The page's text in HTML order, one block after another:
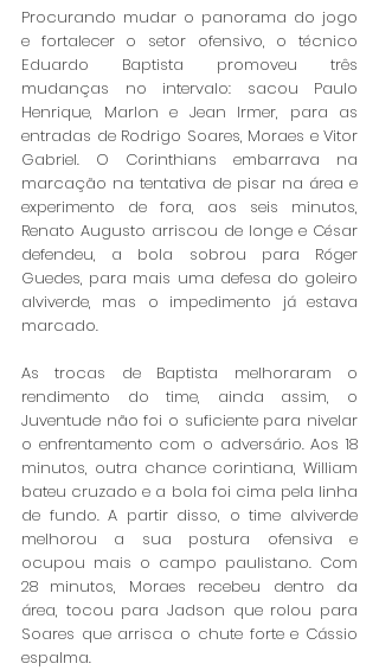
Procurando mudar o panorama do jogo
e fortalecer o setor ofensivo, o técnico
Eduardo Baptista promoveu três
mudanças no intervalo: sacou Paulo
Henrique, Marlon e Jean Irmer, para as
entradas de Rodrigo Soares, Moraes e Vitor
Gabriel. O Corinthians embarrava na
marcação na tentativa de pisar na área e
experimento de fora, aos seis minutos,
Renato Augusto arriscou de longe e César
defendeu, a bola sobrou para Róger
Guedes, para mais uma defesa do goleiro
alviverde, mas o impedimento já estava
marcado.
As trocas de Baptista melhoraram o
rendimento do time, ainda assim, o
Juventude não foi o suficiente para nivelar
o enfrentamento com o adversário. Aos 18
minutos, outra chance corintiana, William
bateu cruzado e a bola foi cima pela linha
de fundo. A partir disso, o time alviverde
melhorou a sua postura ofensiva e
ocupou mais o campo paulistano. Com
28 minutos, Moraes recebeu dentro da
área, tocou para Jadson que rolou para
Soares que arrisca o chute forte e Cássio
espalma.